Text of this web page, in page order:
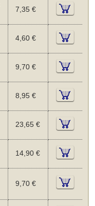
7,35 €
4,60 €
9,70 €
8,95 €
23,65 €
14,90 €
9,70 €